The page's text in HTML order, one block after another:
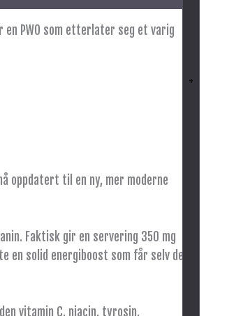
+
en PWO som etterlater seg et varig
oppdatert til en ny, mer moderne
Faktisk gir en servering 350 mg
solid energiboost som får selv den
vitamin C, niacin, tyrosin,